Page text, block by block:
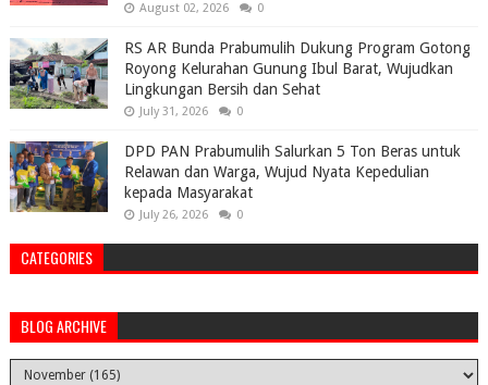
August 02, 2026 0
RS AR Bunda Prabumulih Dukung Program Gotong
Royong Kelurahan Gunung Ibul Barat, Wujudkan
Lingkungan Bersih dan Sehat
July 31, 2026 0
DPD PAN Prabumulih Salurkan 5 Ton Beras untuk
Relawan dan Warga, Wujud Nyata Kepedulian
kepada Masyarakat
July 26, 2026 0
CATEGORIES
BLOG ARCHIVE